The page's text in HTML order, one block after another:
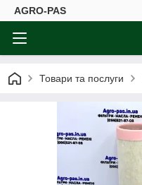
AGRO-PAS
Товари та послуги